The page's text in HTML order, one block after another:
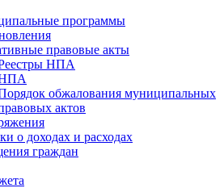
программы
правовые акты
НПА
обжалования муниципальных
актов
о доходах и расходах
граждан